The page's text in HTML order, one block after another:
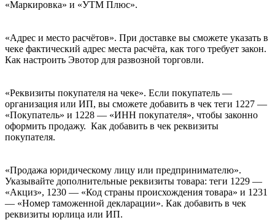
«Маркировка» и «УТМ Плюс».
«Адрес и место расчётов». При доставке вы сможете указать в
чеке фактический адрес места расчёта, как того требует закон.
Как настроить Эвотор для развозной торговли.
«Реквизиты покупателя на чеке». Если покупатель —
организация или ИП, вы сможете добавить в чек теги 1227 —
«Покупатель» и 1228 — «ИНН покупателя», чтобы законно
оформить продажу. Как добавить в чек реквизиты
покупателя.
«Продажа юридическому лицу или предпринимателю».
Указывайте дополнительные реквизиты товара: теги 1229 —
«Акциз», 1230 — «Код страны происхождения товара» и 1231
— «Номер таможенной декларации». Как добавить в чек
реквизиты юрлица или ИП.